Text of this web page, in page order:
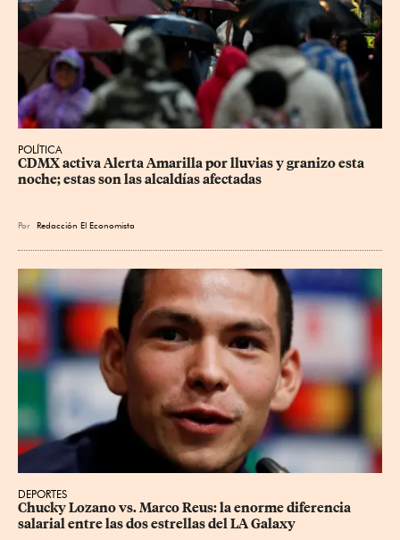
POLÍTICA
CDMX activa Alerta Amarilla por lluvias y granizo esta
noche; estas son las alcaldías afectadas
Por Redacción El Economista
DEPORTES
Chucky Lozano vs. Marco Reus: la enorme diferencia
salarial entre las dos estrellas del LA Galaxy